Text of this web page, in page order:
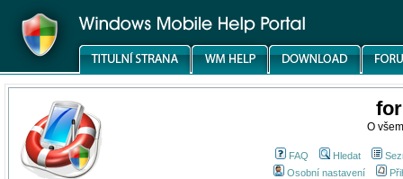
O
FAQ Hledat
Osobní nastavení